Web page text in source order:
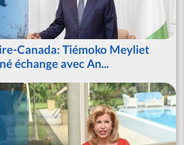
Canada: Tiémoko Meyliet
échange avec An...